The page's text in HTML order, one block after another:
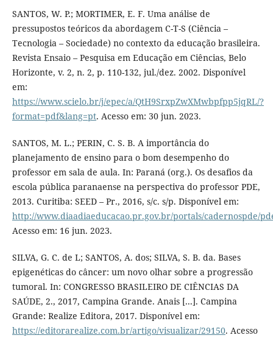
SANTOS, W. P.; MORTIMER, E. F. Uma análise de
pressupostos teóricos da abordagem C-T-S (Ciência –
Tecnologia – Sociedade) no contexto da educação brasileira.
Revista Ensaio – Pesquisa em Educação em Ciências, Belo
Horizonte, v. 2, n. 2, p. 110-132, jul./dez. 2002. Disponível
em:
https://www.scielo.br/j/epec/a/QtH9SrxpZwXMwbpfpp5jqRL/?
format=pdf&lang=pt. Acesso em: 30 jun. 2023.
SANTOS, M. L.; PERIN, C. S. B. A importância do
planejamento de ensino para o bom desempenho do
professor em sala de aula. In: Paraná (org.). Os desafios da
escola pública paranaense na perspectiva do professor PDE,
2013. Curitiba: SEED – Pr., 2016, s/c. s/p. Disponível em:
http://www.diaadiaeducacao.pr.gov.br/portals/cadernospde/
Acesso em: 16 jun. 2023.
SILVA, G. C. de L; SANTOS, A. dos; SILVA, S. B. da. Bases
epigenéticas do câncer: um novo olhar sobre a progressão
tumoral. In: CONGRESSO BRASILEIRO DE CIÊNCIAS DA
SAÚDE, 2., 2017, Campina Grande. Anais [...]. Campina
Grande: Realize Editora, 2017. Disponível em:
https://editorarealize.com.br/artigo/visualizar/29150. Acesso